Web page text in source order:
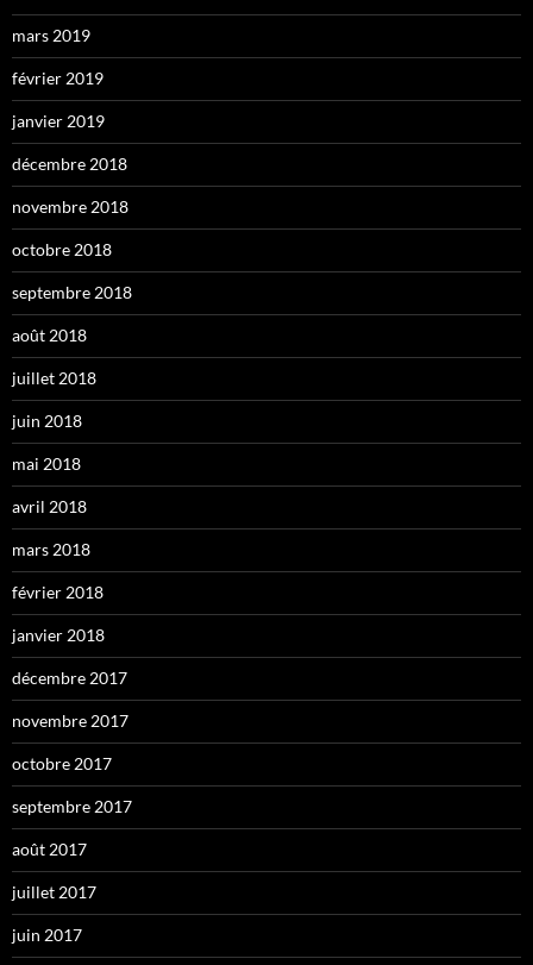
mars 2019
février 2019
janvier 2019
décembre 2018
novembre 2018
octobre 2018
septembre 2018
août 2018
juillet 2018
juin 2018
mai 2018
avril 2018
mars 2018
février 2018
janvier 2018
décembre 2017
novembre 2017
octobre 2017
septembre 2017
août 2017
juillet 2017
juin 2017